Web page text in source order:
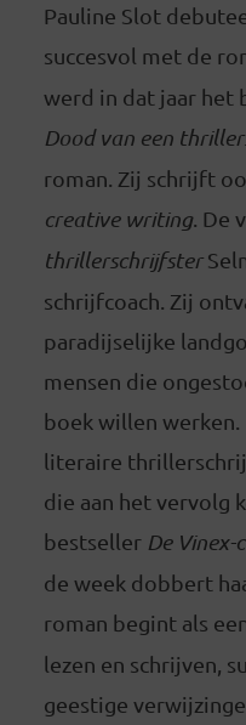
Pauline Slot
succesvol met de
werd in dat jaar het
Dood van een
roman. Zij schrijft
creative writing. De
thrillerschrijfster
schrijfcoach. Zij
paradijselijke
mensen die
boek willen
literaire
die aan het vervolg
bestseller De Vinex-
de week dobbert
roman begint als
lezen en schrijven,
geestige